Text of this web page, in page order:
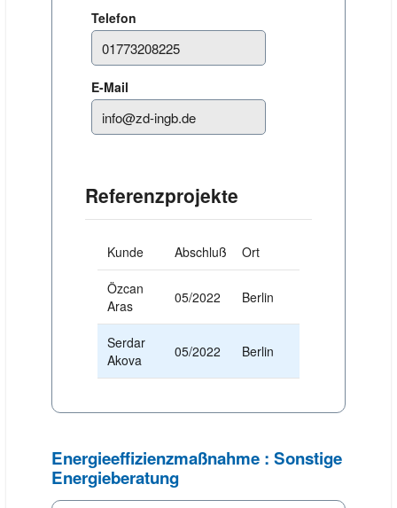
Telefon
E-Mail
Referenzprojekte
Kunde Abschluß Ort
Özcan
Aras
05/2022 Berlin
Serdar
Akova
05/2022 Berlin
Energieeffizienzmaßnahme : Sonstige
Energieberatung